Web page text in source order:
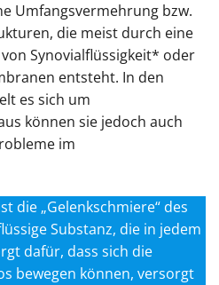
Umfangsvermehrung bzw.
die meist durch eine
Synovialflüssigkeit* oder
entsteht. In den
es sich um
können sie jedoch auch
im
die „Gelenkschmiere“ des
Substanz, die in jedem
dafür, dass sich die
bewegen können, versorgt